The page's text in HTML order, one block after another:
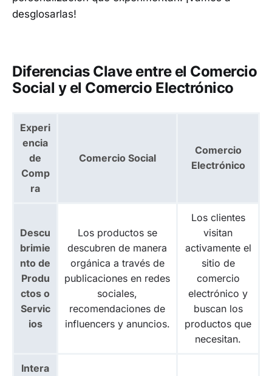
desglosarlas!
Diferencias Clave entre el Comercio
Social y el Comercio Electrónico
Experi
encia
de
Comp
ra
Comercio Social
Comercio
Electrónico
Descu
brimie
nto de
Produ
ctos o
Servic
ios
Los productos se
descubren de manera
orgánica a través de
publicaciones en redes
sociales,
recomendaciones de
influencers y anuncios.
Los clientes
visitan
activamenteel
sitio de
comercio
electrónico y
buscan los
productos que
necesitan.
Intera